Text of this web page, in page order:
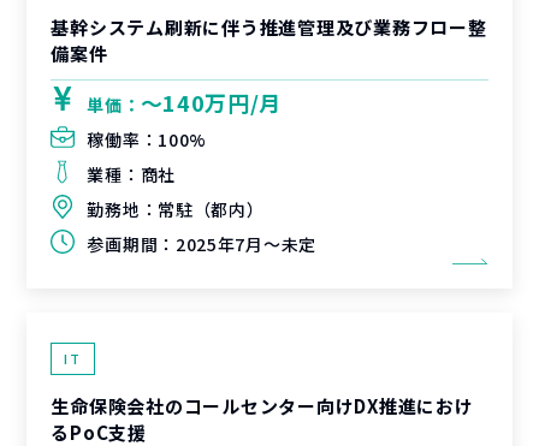
基幹システム刷新に伴う推進管理及び業務フロー整
備案件
単価： 〜140万円/月
稼働率： 100%
業種： 商社
勤務地： 常駐（都内）
参画期間： 2025年7月～未定
IT
生命保険会社のコールセンター向けDX推進におけ
るPoC支援